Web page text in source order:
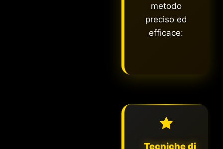
metodo
preciso ed
efficace:
Tecniche di